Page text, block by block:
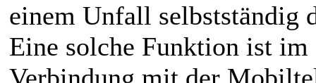
einem Unfall
Eine solche Funktion ist